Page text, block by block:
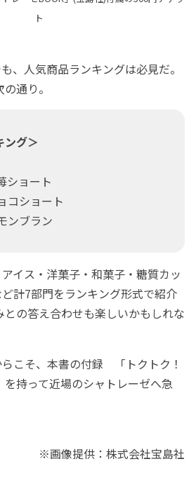
ト
、人気商品ランキングは必見だ。
通り。
ング＞
ショート
コショート
ンブラン
イス・洋菓子・和菓子・糖質カッ
計7部門をランキング形式で紹介
との答え合わせも楽しいかもしれな
こそ、本書の付録 「トクトク！
を持って近場のシャトレーゼへ急
※画像提供：株式会社宝島社